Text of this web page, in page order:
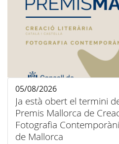
Ja està obert el termini
Premis Mallorca de
Fotografia
de Mallorca
05/08/2026